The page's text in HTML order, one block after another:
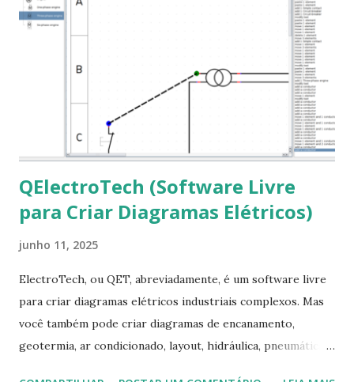
mscorefonts-installer Leia os termos de uso e avance
clicando em “Ok” Agora aceite os termos de uso clicando
em “Sim” Pronto agora abra o LibreOffice e veja se as
fontes Times New Roman, Arial estão instaladas. Caso
ocorra algum erro ou precisa reinstalar, execute: $ sudo
apt-get install --reinstall ttf-mscorefonts-installer
QElectroTech (Software Livre
para Criar Diagramas Elétricos)
junho 11, 2025
ElectroTech, ou QET, abreviadamente, é um software livre
para criar diagramas elétricos industriais complexos. Mas
você também pode criar diagramas de encanamento,
geotermia, ar condicionado, layout, hidráulica, pneumática,